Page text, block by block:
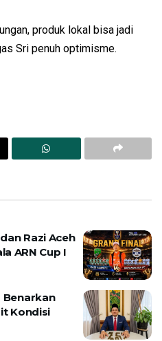
produk lokal bisa jadi
Sri penuh optimisme.
Razi Aceh
ARN Cup I
Benarkan
Kondisi